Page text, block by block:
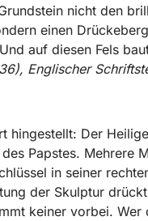
nicht den
einen
auf diesen Fels
Englischer
hingestellt: Der
Papstes. Mehrere
in seiner
der Skulptur
keiner vorbei. Wer